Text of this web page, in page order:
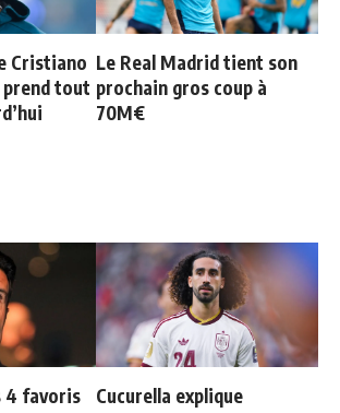
Cristiano
prend tout
Le Real Madrid tient son
prochain gros coup à
70M€
4 favoris
Cucurella explique